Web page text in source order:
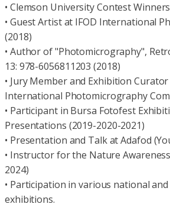
• Clemson University Contest Winners
• Guest Artist at IFOD International
(2018)
• Author of "Photomicrography",
13: 978-6056811203 (2018)
• Jury Member and Exhibition
International Photomicrography
• Participant in Bursa Fotofest
Presentations (2019-2020-2021)
• Presentation and Talk at Adafod
• Instructor for the Nature
2024)
• Participation in various national
exhibitions.